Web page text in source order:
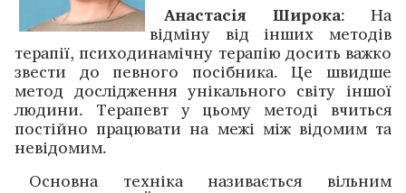
Анастасія Широка: На
відміну від інших методів
терапії, психодинамічну терапію досить важко
звести до певного посібника. Це швидше
метод дослідження унікального світу іншої
людини. Терапевт у цьому методі вчиться
постійно працювати на межі між відомим та
невідомим.
Основна техніка називається вільним